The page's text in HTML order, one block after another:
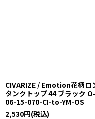
CIVARIZE / Emotion花柄ロ
タンクトップ 44 ブラック
06-15-070-CI-to-YM-OS
2,530円(税込)